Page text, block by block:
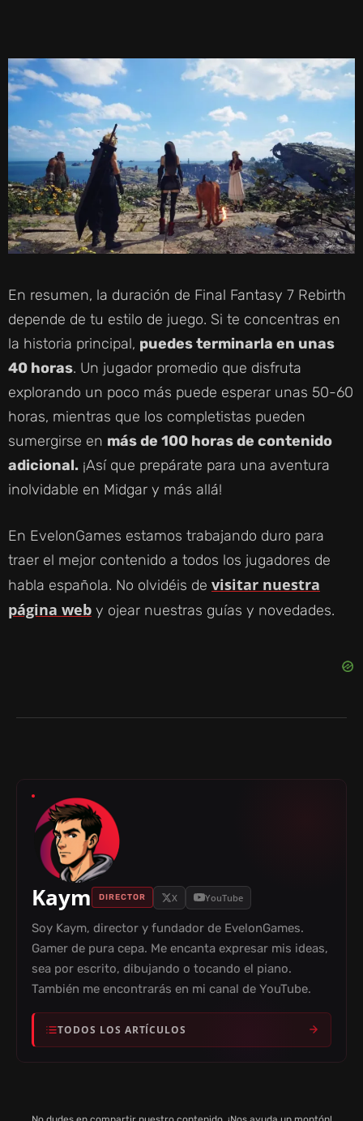
V
I
D
E
En resumen, la duración de Final Fantasy 7 Rebirth
depende de tu estilo de juego. Si te concentras en
la historia principal, puedes terminarla en unas
40 horas. Un jugador promedio que disfruta
explorando un poco más puede esperar unas 50-60
horas, mientras que los completistas pueden
sumergirse en más de 100 horas de contenido
adicional. ¡Así que prepárate para una aventura
inolvidable en Midgar y más allá!
En EvelonGames estamos trabajando duro para
traer el mejor contenido a todos los jugadores de
habla española. No olvidéis de visitar nuestra
página web y ojear nuestras guías y novedades.
Kaym DIRECTOR X YouTube
Soy Kaym, director y fundador de EvelonGames.
Gamer de pura cepa. Me encanta expresar mis ideas,
sea por escrito, dibujando o tocando el piano.
También me encontrarás en mi canal de YouTube.
TODOS LOS ARTÍCULOS